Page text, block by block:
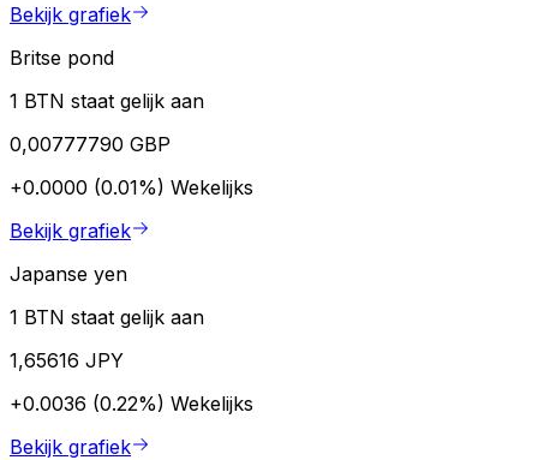
Bekijk grafiek
Britse pond
1 BTN staat gelijk aan
0,00777790 GBP
+0.0000 (0.01%) Wekelijks
Bekijk grafiek
Japanse yen
1 BTN staat gelijk aan
1,65616 JPY
+0.0036 (0.22%) Wekelijks
Bekijk grafiek